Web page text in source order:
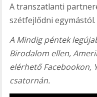
A transzatlanti
szétfejlődni egymástól.
A Mindig péntek
Birodalom ellen,
elérhető Facebookon,
csatornán.